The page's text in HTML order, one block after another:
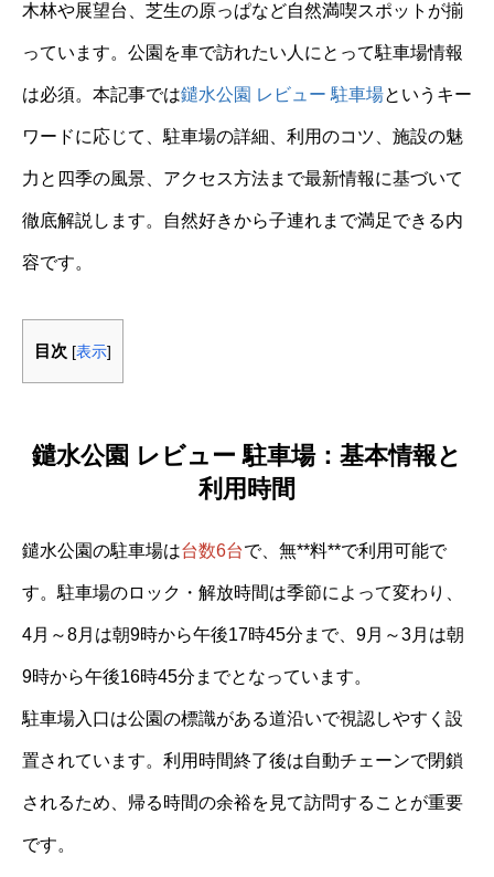
木林や展望台、芝生の原っぱなど自然満喫スポットが揃
っています。公園を車で訪れたい人にとって駐車場情報
は必須。本記事では鑓水公園 レビュー 駐車場というキー
ワードに応じて、駐車場の詳細、利用のコツ、施設の魅
力と四季の風景、アクセス方法まで最新情報に基づいて
徹底解説します。自然好きから子連れまで満足できる内
容です。
目次 [表示]
鑓水公園 レビュー 駐車場：基本情報と
利用時間
鑓水公園の駐車場は台数6台で、無**料**で利用可能で
す。駐車場のロック・解放時間は季節によって変わり、
4月～8月は朝9時から午後17時45分まで、9月～3月は朝
9時から午後16時45分までとなっています。
駐車場入口は公園の標識がある道沿いで視認しやすく設
置されています。利用時間終了後は自動チェーンで閉鎖
されるため、帰る時間の余裕を見て訪問することが重要
です。